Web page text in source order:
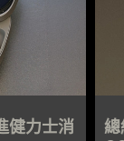
健力士消
總